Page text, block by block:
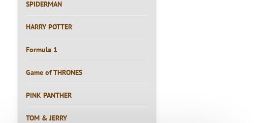
SPIDERMAN
HARRY POTTER
Formula 1
Game of THRONES
PINK PANTHER
TOM & JERRY